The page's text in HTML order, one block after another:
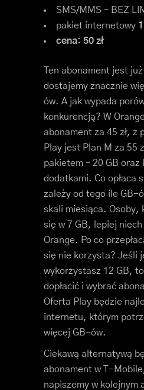
SMS/MMS – BEZ
pakiet internetowy
cena: 50 zł
Ten abonament jest
dostajemy znacznie
ów. A jak wypada
konkurencją? W
abonament za 45 zł, z
Play jest Plan M za 55
pakietem – 20 GB oraz
dodatkami. Co opłaca
zależy od tego ile GB-
skali miesiąca. Osoby,
się w 7 GB, lepiej
Orange. Po co
się nie korzysta? Jeśli
wykorzystasz 12 GB,
dopłacić i wybrać
Oferta Play będzie
internetu, którym
więcej GB-ów.
Ciekawą alternatywą
abonament w T-
napiszemy w kolejnym